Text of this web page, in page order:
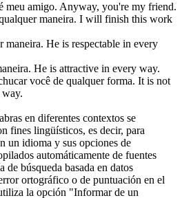
meu amigo. Anyway, you're my friend.
maneira. I will finish this work
maneira. He is respectable in every
. He is attractive in every way.
você de qualquerforma. It is not
way.
en diferentes contextos se
fines lingüísticos, es decir, para
un idioma y sus opciones de
automáticamente de fuentes
búsqueda basada en datos
ortográfico o de puntuación en el
la opción "Informar de un